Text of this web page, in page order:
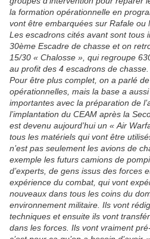
la formation opérationnelle en
vont être embarquées sur Rafale ou
Les escadrons cités avant sont tous
30ème Escadre de chasse et on
15/30 « Chalosse », qui regroupe
au profit des 4 escadrons de chasse.
Pour être plus complet, on a parlé
opérationnelles, mais la base a aussi
importantes avec la préparation de
l’implantation du CEAM après la
est devenu aujourd’hui un « Air
tous les matériels qui vont être
n’est pas seulement les avions de
exemple les futurs camions de
d’experts, de gens issus des forces
expérience du combat, qui vont
nouveaux dans tous les coins du
environnement militaire. Ils vont
techniques et ensuite ils vont
dans les forces. Ils vont vraiment